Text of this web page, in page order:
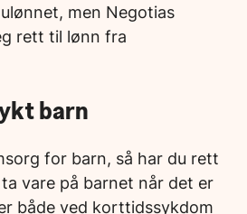
men Negotias
rett til lønn fra
barn
for barn, så har du rett
vare på barnet når det er
både ved korttidssykdom